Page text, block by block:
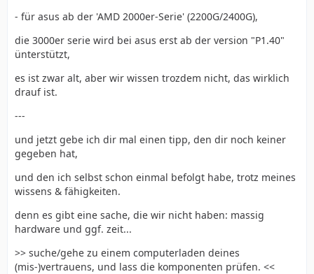
- für asus ab der 'AMD 2000er-Serie' (2200G/2400G),
die 3000er serie wird bei asus erst ab der version "P1.40"
ünterstützt,
es ist zwar alt, aber wir wissen trozdem nicht, das wirklich
drauf ist.
---
und jetzt gebe ich dir mal einen tipp, den dir noch keiner
gegeben hat,
und den ich selbst schon einmal befolgt habe, trotz meines
wissens & fähigkeiten.
denn es gibt eine sache, die wir nicht haben: massig
hardware und ggf. zeit...
>> suche/gehe zu einem computerladen deines
(mis-)vertrauens, und lass die komponenten prüfen. <<